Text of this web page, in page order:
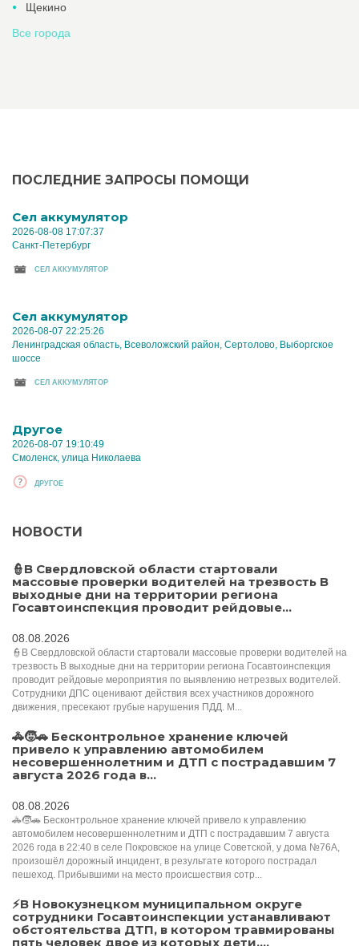
Щекино
Все города
ПОСЛЕДНИЕ ЗАПРОСЫ ПОМОЩИ
Cел аккумулятор
2026-08-08 17:07:37
Санкт-Петербург
CЕЛ АККУМУЛЯТОР
Cел аккумулятор
2026-08-07 22:25:26
Ленинградская область, Всеволожский район, Сертолово, Выборгское
шоссе
CЕЛ АККУМУЛЯТОР
Другое
2026-08-07 19:10:49
Смоленск, улица Николаева
ДРУГОЕ
НОВОСТИ
👮В Свердловской области стартовали
массовые проверки водителей на трезвость В
выходные дни на территории региона
Госавтоинспекция проводит рейдовые...
08.08.2026
👮В Свердловской области стартовали массовые проверки водителей на
трезвость В выходные дни на территории региона Госавтоинспекция
проводит рейдовые мероприятия по выявлению нетрезвых водителей.
Сотрудники ДПС оценивают действия всех участников дорожного
движения, пресекают грубые нарушения ПДД. М...
🚓🧒🚗 Бесконтрольное хранение ключей
привело к управлению автомобилем
несовершеннолетним и ДТП с пострадавшим 7
августа 2026 года в...
08.08.2026
🚓🧒🚗 Бесконтрольное хранение ключей привело к управлению
автомобилем несовершеннолетним и ДТП с пострадавшим 7 августа
2026 года в 22:40 в селе Покровское на улице Советской, у дома №76А,
произошёл дорожный инцидент, в результате которого пострадал
пешеход. Прибывшими на место происшествия сотр...
⚡️В Новокузнецком муниципальном округе
сотрудники Госавтоинспекции устанавливают
обстоятельства ДТП, в котором травмированы
пять человек двое из которых дети....